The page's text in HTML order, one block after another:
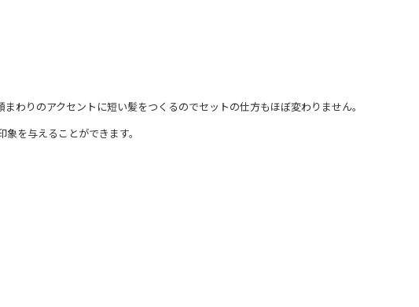
わりのアクセントに短い髪をつくるのでセットの仕方もほぼ変わりません。
を与えることができます。